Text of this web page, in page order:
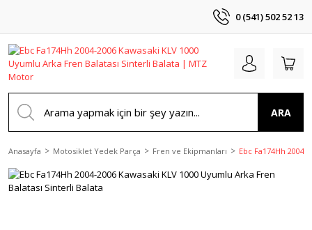
0 (541) 502 52 13
ARA
Anasayfa Motosiklet Yedek Parça Fren ve Ekipmanları Ebc Fa174Hh